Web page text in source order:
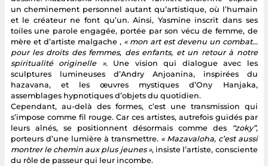
un cheminement personnel autant qu’artistique, où l’humain
et le créateur ne font qu’un. Ainsi, Yasmine inscrit dans ses
toiles une parole engagée, portée par son vécu de femme, de
mère et d’artiste malgache ,« mon art est devenu un combat…
pour les droits des femmes, des enfants, et un retour à notre
spiritualité originelle ». Une vision qui dialogue avec les
sculptures lumineuses d’Andry Anjoanina, inspirées du
hazavana, et les œuvres mystiques d’Ony Hanjaka,
assemblages hypnotiques d’objets du quotidien.
Cependant, au-delà des formes, c’est une transmission qui
s’impose comme fil rouge. Car ces artistes, autrefois guidés par
leurs aînés, se positionnent désormais comme des
“zoky”,
porteurs d’une lumière à transmettre. « Mazavaloha, c’est aussi
montrer le chemin aux plus jeunes », insiste l’artiste, consciente
du rôle de passeur qui leur incombe.